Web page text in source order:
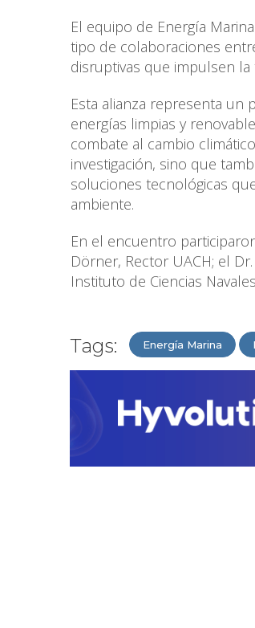
El equipo de Energía
tipo de colaboraciones
disruptivas que impulsen
Esta alianza representa
energías limpias y
combate al cambio
investigación, sino que
soluciones tecnológicas
ambiente.
En el encuentro
Dörner, Rector UACH; el
Instituto de Ciencias
Tags: Energía Marina